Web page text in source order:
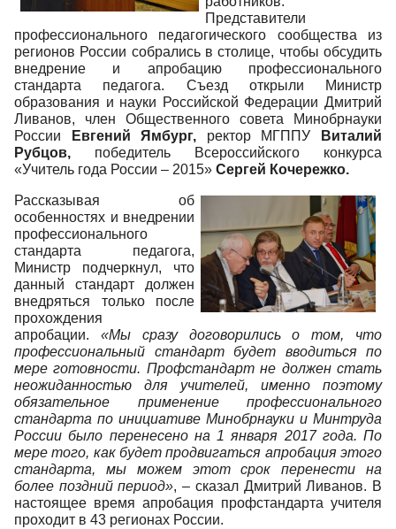
Представители
профессионального педагогического сообщества из
регионов России собрались в столице, чтобы обсудить
внедрение и апробацию профессионального
стандарта педагога. Съезд открыли Министр
образования и науки Российской Федерации Дмитрий
Ливанов, член Общественного совета Минобрнауки
России
Евгений Ямбург, ректор МГППУ
Виталий
Рубцов, победитель Всероссийского конкурса
«Учитель года России – 2015» Сергей Кочережко.
Рассказывая об
особенностях и внедрении
профессионального
стандарта педагога,
Министр подчеркнул, что
данный стандарт должен
внедряться только после
прохождения
апробации. «Мы сразу договорились о том, что
профессиональный стандарт будет вводиться по
мере готовности. Профстандарт не должен стать
неожиданностью для учителей, именно поэтому
обязательное применение профессионального
стандарта по инициативе Минобрнауки и Минтруда
России было перенесено на 1 января 2017 года. По
мере того, как будет продвигаться апробация этого
стандарта, мы можем этот срок перенести на
более поздний период», – сказал Дмитрий Ливанов. В
настоящее время апробация профстандарта учителя
проходит в 43 регионах России.